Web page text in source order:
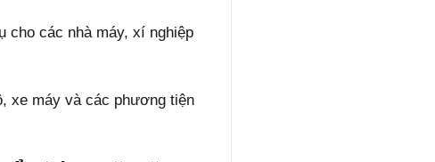
cho các nhà máy, xí nghiệp
xe máy và các phương tiện